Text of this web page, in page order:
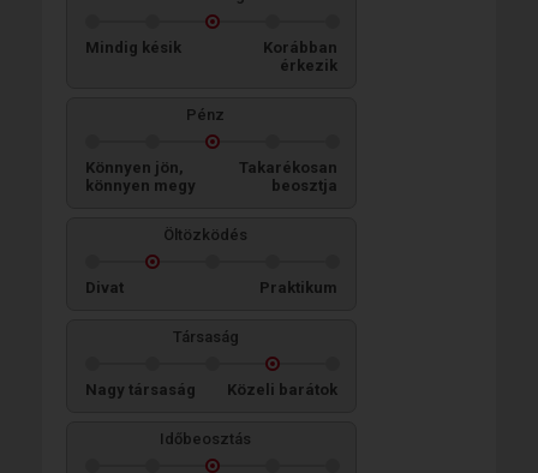
Mindig késik
Korábban
érkezik
Pénz
Könnyen jön,
könnyen megy
Takarékosan
beosztja
Öltözködés
Divat Praktikum
Társaság
Nagy társaság Közeli barátok
Időbeosztás